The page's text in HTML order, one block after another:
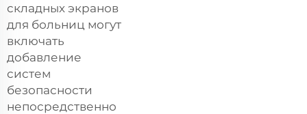
складных экранов
для больниц могут
включать
добавление
систем
безопасности
непосредственно